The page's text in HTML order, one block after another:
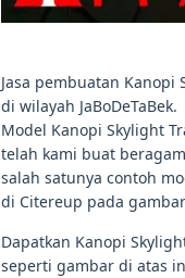
Jasa pembuatan
di wilayah JaBoDeTaBek.
Model Kanopi Skylight
telah kami buat
salah satunya contoh
di Citereup pada
Dapatkan Kanopi
seperti gambar di atas